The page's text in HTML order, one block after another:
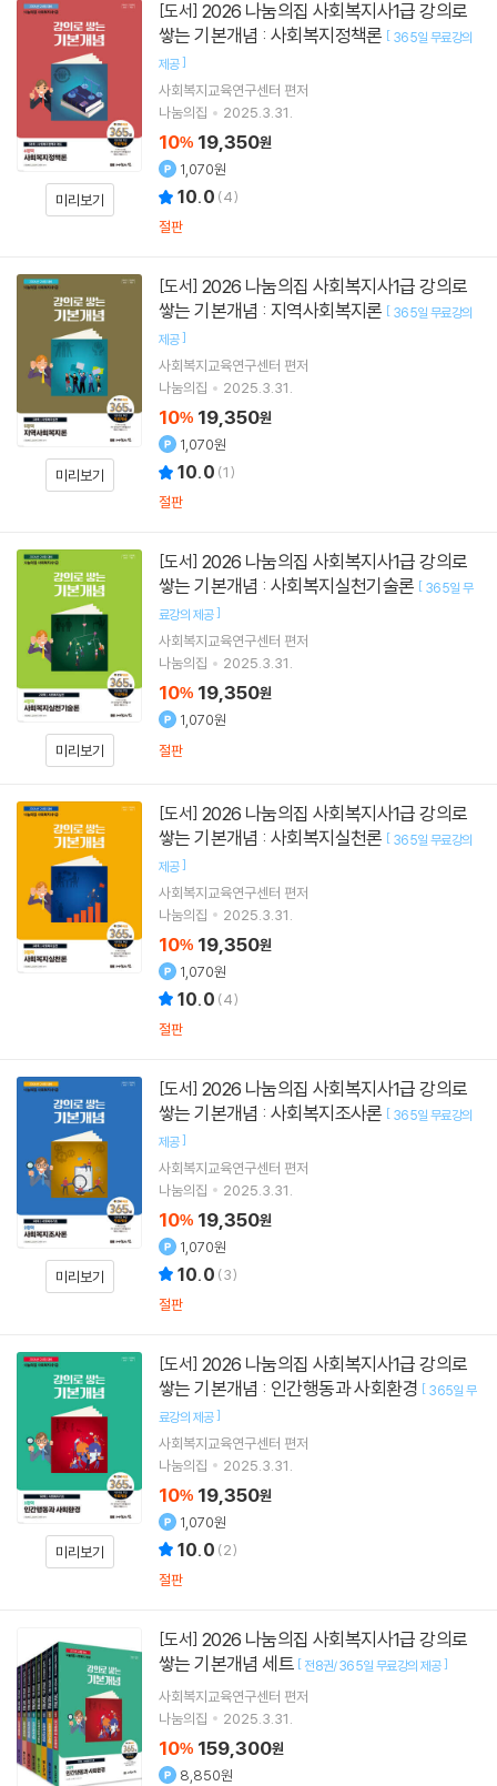
미리보기
[도서]
쌓는 기본개념 : 사회복지정책론 [ 365일 무료강의
제공]
사회복지교육연구센터 편저
나눔의집
2025.3.31.
10% 19,350원
1,070원
10.0 (4)
절판
미리보기
[도서]
쌓는 기본개념 : 지역사회복지론 [ 365일 무료강의
제공]
사회복지교육연구센터 편저
나눔의집
2025.3.31.
10% 19,350원
1,070원
10.0 (1)
절판
미리보기
[도서]
쌓는 기본개념 : 사회복지실천기술론 [ 365일 무
료강의 제공]
사회복지교육연구센터 편저
나눔의집
2025.3.31.
10% 19,350원
1,070원
절판
[도서]
쌓는 기본개념 : 사회복지실천론 [ 365일 무료강의
제공]
사회복지교육연구센터 편저
나눔의집
2025.3.31.
10% 19,350원
1,070원
10.0 (4)
절판
미리보기
[도서]
쌓는 기본개념 : 사회복지조사론 [ 365일 무료강의
제공]
사회복지교육연구센터 편저
나눔의집
2025.3.31.
10% 19,350원
1,070원
10.0 (3)
절판
미리보기
[도서]
쌓는 기본개념 : 인간행동과 사회환경 [ 365일 무
료강의 제공]
사회복지교육연구센터 편저
나눔의집
2025.3.31.
10% 19,350원
1,070원
10.0 (2)
절판
[도서]
쌓는 기본개념 세트 [ 전8권/365일 무료강의 제공]
사회복지교육연구센터 편저
나눔의집
2025.3.31.
10% 159,300원
8,850원